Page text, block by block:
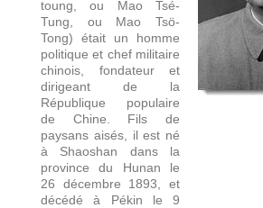
toung, ou Mao Tsé-
Tung, ou Mao Tsö-
Tong) était un homme
politique et chef militaire
chinois, fondateur et
dirigeant de la
République populaire
de Chine. Fils de
paysans aisés, il est né
à Shaoshan dans la
province du Hunan le
26 décembre 1893, et
décédé à Pékin le 9